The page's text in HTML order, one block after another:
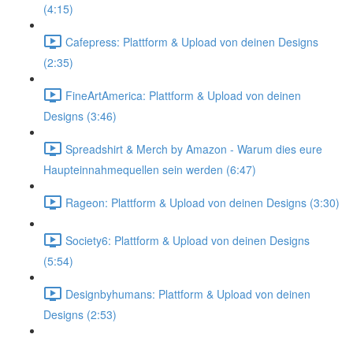
(4:15)
Cafepress: Plattform & Upload von deinen Designs
(2:35)
FineArtAmerica: Plattform & Upload von deinen
Designs (3:46)
Spreadshirt & Merch by Amazon - Warum dies eure
Haupteinnahmequellen sein werden (6:47)
Rageon: Plattform & Upload von deinen Designs (3:30)
Society6: Plattform & Upload von deinen Designs
(5:54)
Designbyhumans: Plattform & Upload von deinen
Designs (2:53)